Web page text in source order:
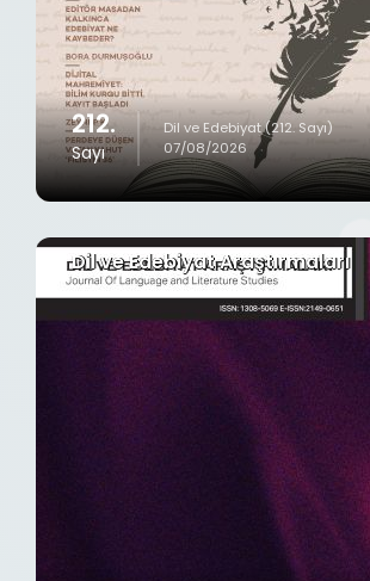
212.
Sayı
Dil ve Edebiyat (212. Sayı)
07/08/2026
Dil ve Edebiyat Araştırmaları